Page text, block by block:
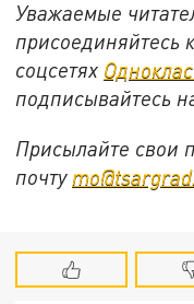
Уважаемые
присоединяйтесь
соцсетях
подписывайтесь
Присылайте свои
почту